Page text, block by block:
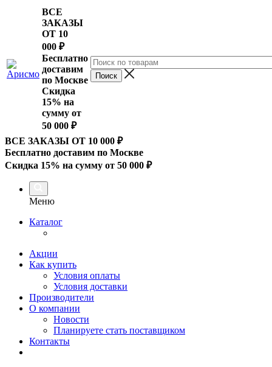
ВСЕ
ЗАКАЗЫ
ОТ 10
000 ₽
Бесплатно
доставим
по Москве
Скидка
15% на
сумму от
50 000 ₽
ВСЕ ЗАКАЗЫ ОТ 10 000 ₽
Бесплатно доставим по Москве
Скидка 15% на сумму от 50 000 ₽
Меню
Каталог
Акции
Как купить
Условия оплаты
Условия доставки
Производители
О компании
Новости
Планируете стать поставщиком
Контакты